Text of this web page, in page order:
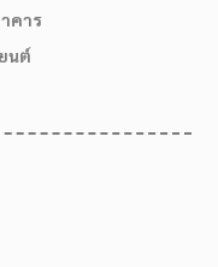
คาร
นต์